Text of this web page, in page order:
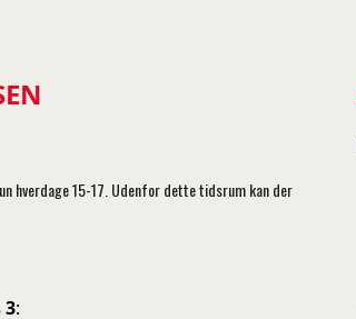
hverdage 15-17. Udenfor dette tidsrum kan der
3: